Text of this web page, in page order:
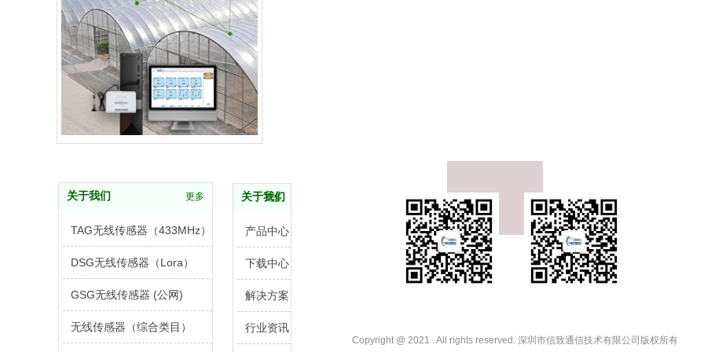
关于我们
更多
产品中心
下载中心
解决方案
行业资讯
关于我们 更多
TAG无线传感器（433MHz）
DSG无线传感器（Lora）
GSG无线传感器 (公网)
无线传感器（综合类目）
Copyright @ 2021 . All rights reserved. 深圳市信致通信技术有限公司版权所有